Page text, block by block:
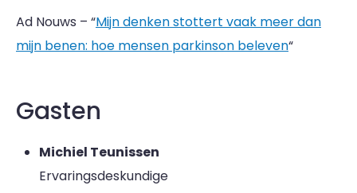
Ad Nouws – “Mijn denken stottert vaak meer dan
mijn benen: hoe mensen parkinson beleven“
Gasten
Michiel Teunissen
Ervaringsdeskundige